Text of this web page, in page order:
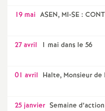
19 mai ASEN, MI-SE :
27 avril 1 mai dans le 56
01 avril Halte, Monsieur de
25 janvier Semaine